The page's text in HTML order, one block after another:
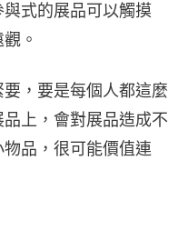
式的展品可以觸摸
。
，要是每個人都這麼
上，會對展品造成不
品，很可能價值連